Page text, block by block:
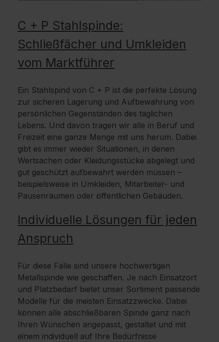
C + P Stahlspinde:
Schließfächer und Umkleiden
vom Marktführer
Ein Stahlspind von C + P ist die perfekte Lösung
zur sicheren Lagerung und Aufbewahrung von
persönlichen Gegenständen des täglichen
Lebens. Und davon tragen wir alle in Beruf und
Freizeit eine ganze Menge mit uns herum. Dabei
gibt es immer wieder Situationen, in denen
Wertsachen oder Kleidungsstücke abgelegt und
gut geschützt aufbewahrt werden müssen –
beispielsweise in Umkleiden, Mitarbeiter- und
Pausenräumen oder öffentlichen Gebäuden.
Individuelle Lösungen für jeden
Anspruch
Für diese Fälle sind unsere hochwertigen
Metallspinde wie geschaffen. Je nach Einsatzort
und Platzbedarf bietet unser Sortiment passende
Modelle für die meisten Einsatzzwecke. Dabei
können alle abschließbaren Spinde ganz nach
Ihren Wünschen angepasst, gestaltet und mit
einem individuell auf Ihre Bedürfnisse